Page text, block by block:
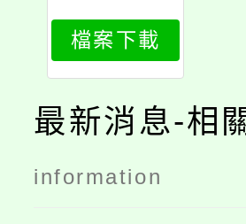
『親子走讀
牡丹社』」
活動報名簡
章
檔案下載
最新消息-相
information